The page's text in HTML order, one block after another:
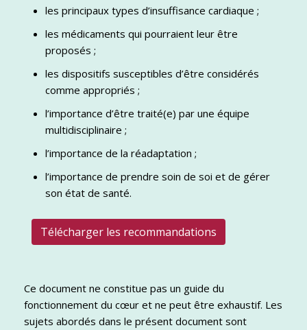
les principaux types d’insuffisance cardiaque ;
les médicaments qui pourraient leur être
proposés ;
les dispositifs susceptibles d’être considérés
comme appropriés ;
l’importance d’être traité(e) par une équipe
multidisciplinaire ;
l’importance de la réadaptation ;
l’importance de prendre soin de soi et de gérer
son état de santé.
Télécharger les recommandations
Ce document ne constitue pas un guide du
fonctionnement du cœur et ne peut être exhaustif. Les
sujets abordés dans le présent document sont